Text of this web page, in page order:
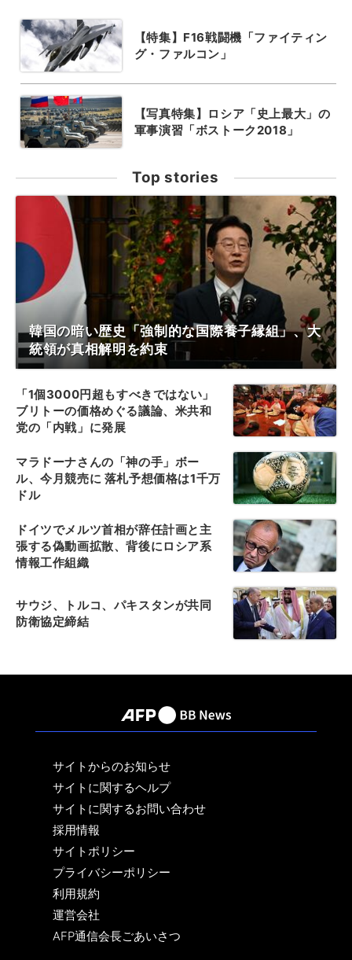
【特集】F16戦闘機「ファイティン
グ・ファルコン」
【写真特集】ロシア「史上最大」の
軍事演習「ボストーク2018」
Top stories
韓国の暗い歴史「強制的な国際養子縁組」、大
統領が真相解明を約束
「1個3000円超もすべきではない」
ブリトーの価格めぐる議論、米共和
党の「内戦」に発展
マラドーナさんの「神の手」ボー
ル、今月競売に 落札予想価格は1千万
ドル
ドイツでメルツ首相が辞任計画と主
張する偽動画拡散、背後にロシア系
情報工作組織
サウジ、トルコ、パキスタンが共同
防衛協定締結
サイトからのお知らせ
サイトに関するヘルプ
サイトに関するお問い合わせ
採用情報
サイトポリシー
プライバシーポリシー
利用規約
運営会社
AFP通信会長ごあいさつ